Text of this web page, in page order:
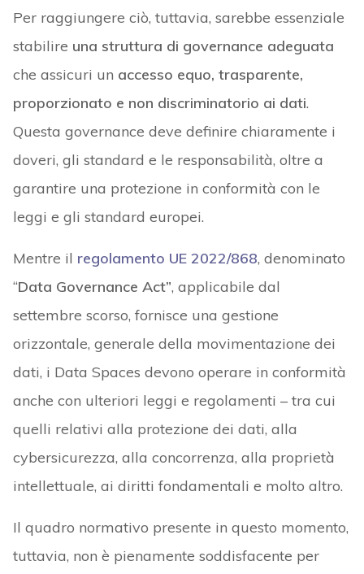
Per raggiungere ciò, tuttavia, sarebbe essenziale
stabilire una struttura di governance adeguata
che assicuri un accesso equo, trasparente,
proporzionato e non discriminatorio ai dati.
Questa governance deve definire chiaramente i
doveri, gli standard e le responsabilità, oltre a
garantire una protezione in conformità con le
leggi e gli standard europei.
Mentre il regolamento UE 2022/868, denominato
“Data Governance Act”, applicabile dal
settembre scorso, fornisce una gestione
orizzontale, generale della movimentazione dei
dati, i Data Spaces devono operare in conformità
anche con ulteriori leggi e regolamenti – tra cui
quelli relativi alla protezione dei dati, alla
cybersicurezza, alla concorrenza, alla proprietà
intellettuale, ai diritti fondamentali e molto altro.
Il quadro normativo presente in questo momento,
tuttavia, non è pienamente soddisfacente per